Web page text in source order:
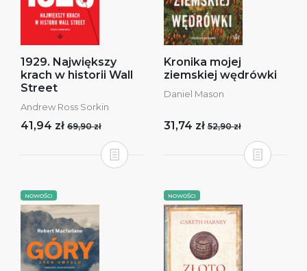
1929. Największy
krach w historii Wall
Street
Andrew Ross Sorkin
41,94 zł 69,90 zł
Kronika mojej
ziemskiej wędrówki
Daniel Mason
31,74 zł 52,90 zł
NOWOŚCI NOWOŚCI